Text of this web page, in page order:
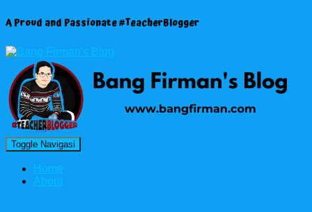
A Proud and Passionate #TeacherBlogger
Toggle Navigasi
Home
About